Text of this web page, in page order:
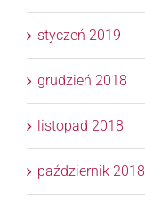
styczeń 2019
grudzień 2018
listopad 2018
październik 2018